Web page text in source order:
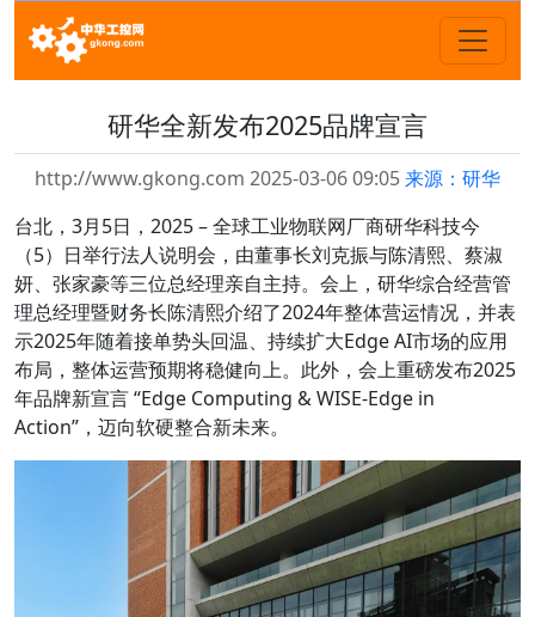
研华全新发布2025品牌宣言
http://www.gkong.com 2025-03-06 09:05来源：研华
台北，3月5日，2025 – 全球工业物联网厂商研华科技今
（5）日举行法人说明会，由董事长刘克振与陈清熙、蔡淑
妍、张家豪等三位总经理亲自主持。会上，研华综合经营管
理总经理暨财务长陈清熙介绍了2024年整体营运情况，并表
示2025年随着接单势头回温、持续扩大Edge AI市场的应用
布局，整体运营预期将稳健向上。此外，会上重磅发布2025
年品牌新宣言 “Edge Computing & WISE-Edge in
Action”，迈向软硬整合新未来。